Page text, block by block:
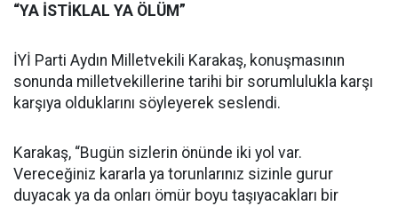
“YA İSTİKLAL YA ÖLÜM”
İYİ Parti Aydın Milletvekili Karakaş, konuşmasının
sonunda milletvekillerine tarihi bir sorumlulukla karşı
karşıya olduklarını söyleyerek seslendi.
Karakaş, “Bugün sizlerin önünde iki yol var.
Vereceğiniz kararla ya torunlarınız sizinle gurur
duyacak ya da onları ömür boyu taşıyacakları bir